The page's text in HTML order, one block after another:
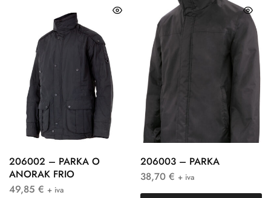
206002 – PARKA O
ANORAK FRIO
49,85 € + iva
206003 – PARKA
38,70 € + iva